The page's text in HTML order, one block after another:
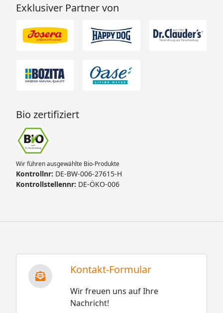
Exklusiver Partner von
Bio zertifiziert
Wir führen ausgewählte Bio-Produkte
Kontrollnr: DE-BW-006-27615-H
Kontrollstellennr: DE-ÖKO-006
Kontakt-Formular
Wir freuen uns auf Ihre
Nachricht!